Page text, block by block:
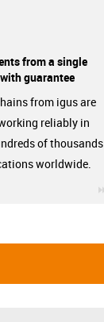
from a single
guarantee
from igus are
reliably in
of thousands
worldwide.